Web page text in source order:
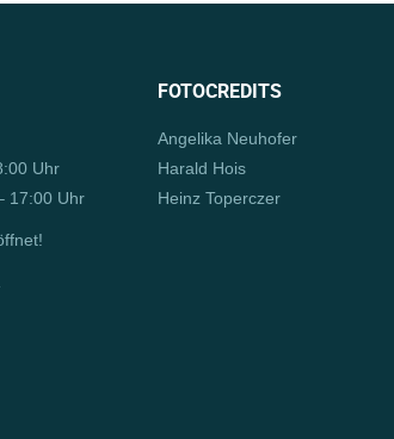
Uhr
17:00 Uhr
FOTOCREDITS
Angelika Neuhofer
Harald Hois
Heinz Toperczer